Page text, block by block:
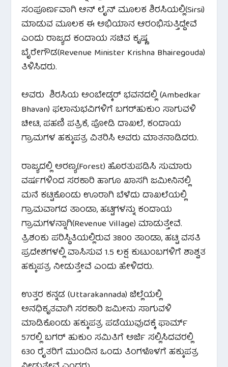
ಸಂಪೂರ್ಣವಾಗಿ ಆನ್ ಲೈನ್ ಮೂಲಕ ಶಿರಸಿಯಲ್ಲಿ(Sirsi)
ಮಾಡುವ ಮೂಲಕ ಈ ಅಭಿಯಾನ ಆರಂಭಿಸುತ್ತಿದ್ದೇವೆ
ಎಂದು ರಾಜ್ಯದ ಕಂದಾಯ ಸಚಿವ ಕೃಷ್ಣ
ಬೈರೇಗೌಡ(Revenue Minister Krishna Bhairegouda)
ತಿಳಿಸಿದರು.
ಅವರು ಶಿರಸಿಯ ಅಂಬೇಡ್ಕರ್ ಭವನದಲ್ಲಿ (Ambedkar
Bhavan) ಫಲಾನುಭವಿಗಳಿಗೆ ಬಗರ್‌ಹುಕುಂ ಸಾಗುವಳಿ
ಚೀಟಿ, ಪಹಣಿ ಪತ್ರಿಕೆ, ಪೋಡಿ ದಾಖಲೆ, ಕಂದಾಯ
ಗ್ರಾಮಗಳ ಹಕ್ಕುಪತ್ರ ವಿತರಿಸಿ ಅವರು ಮಾತನಾಡಿದರು.
ರಾಜ್ಯದಲ್ಲಿ ಅರಣ್ಯ(Forest) ಹೊರತುಪಡಿಸಿ ಸುಮಾರು
ವರ್ಷಗಳಿಂದ ಸರಕಾರಿ ಹಾಗೂ ಖಾಸಗಿ ಜಮೀನಿನಲ್ಲಿ
ಮನೆ ಕಟ್ಟಿಕೊಂಡು ಊರಾಗಿ ಬೆಳೆದು ದಾಖಲೆಯಲ್ಲಿ
ಗ್ರಾಮವಾಗದ ತಾಂಡಾ, ಹಟ್ಟಿಗಳನ್ನು ಕಂದಾಯ
ಗ್ರಾಮಗಳನ್ನಾಗಿ(Revenue Village) ಮಾಡುತ್ತೇವೆ.
ತ್ರಿಶಂಕು ಪರಿಸ್ಥಿತಿಯಲ್ಲಿರುವ 3800 ತಾಂಡಾ, ಹಟ್ಟಿ ವಸತಿ
ಪ್ರದೇಶಗಳಲ್ಲಿ ವಾಸಿಸುವ 1.5 ಲಕ್ಷ ಕುಟುಂಬಗಳಿಗೆ ಶಾಶ್ವತ
ಹಕ್ಕುಪತ್ರ ನೀಡುತ್ತೇವೆ ಎಂದು ಹೇಳಿದರು.
ಉತ್ತರ ಕನ್ನಡ (Uttarakannada) ಜಿಲ್ಲೆಯಲ್ಲಿ
ಅನಧಿಕೃತವಾಗಿ ಸರಕಾರಿ ಜಮೀನು ಸಾಗುವಳಿ
ಮಾಡಿಕೊಂಡು ಹಕ್ಕುಪತ್ರ ಪಡೆಯುವುದಕ್ಕೆ ಫಾರ್ಮ್
57ರಲ್ಲಿ ಬಗರ್ ಹುಕುಂ ಸಮಿತಿಗೆ ಅರ್ಜಿ ಸಲ್ಲಿಸಿದವರಲ್ಲಿ
630 ರೈತರಿಗೆ ಮುಂದಿನ ಒಂದು ತಿಂಗಳೊಳಗೆ ಹಕ್ಕುಪತ್ರ